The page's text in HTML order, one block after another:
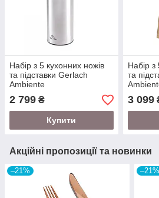
Набір з 5 кухонних ножів
та підставки Gerlach
Ambiente
(5901035489448)
2 799 ₴
Купити
Набір з
та
3 099
Акційні пропозиції та новинки
–21% –21%